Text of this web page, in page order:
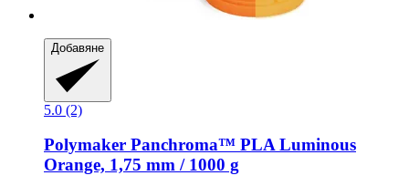
Добавяне
5.0 (2)
Polymaker Panchroma™ PLA Luminous
Orange, 1,75 mm / 1000 g